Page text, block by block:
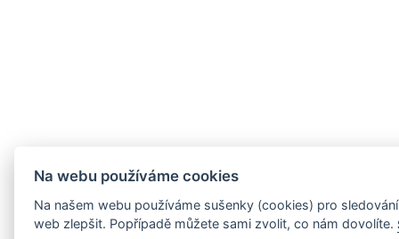
Na webu používáme cookies
Na našem webu používáme sušenky (cookies) pro
web zlepšit. Popřípadě můžete sami zvolit, co nám dovolíte.